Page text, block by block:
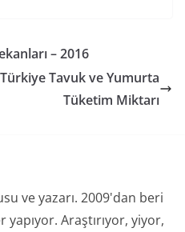
– 2016
Türkiye Tavuk ve Yumurta
Tüketim Miktarı
ve yazarı. 2009'dan beri
Araştırıyor, yiyor,